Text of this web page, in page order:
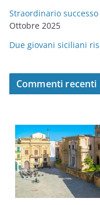
Straordinario
Ottobre 2025
Due giovani siciliani
Commenti recenti